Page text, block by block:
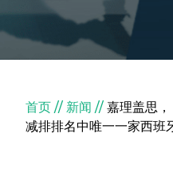
面包屑
首页 新闻
嘉理盖思
减排排名中唯一一家西班